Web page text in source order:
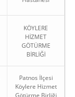
KÖYLERE
HİZMET
GÖTÜRME
BİRLİĞİ
Patnos İlçesi
Köylere Hizmet
Götürme Birliği